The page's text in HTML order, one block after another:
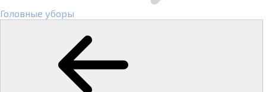
Головные уборы